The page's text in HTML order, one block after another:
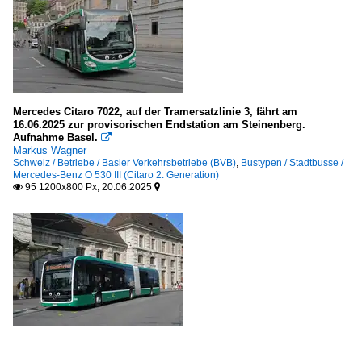
Mercedes Citaro 7022, auf der Tramersatzlinie 3, fährt am
16.06.2025 zur provisorischen Endstation am Steinenberg.
Aufnahme Basel. 
Markus Wagner
Schweiz / Betriebe / Basler Verkehrsbetriebe (BVB), Bustypen / Stadtbusse /
Mercedes-Benz O 530 III (Citaro 2. Generation)
 95 1200x800 Px, 20.06.2025 